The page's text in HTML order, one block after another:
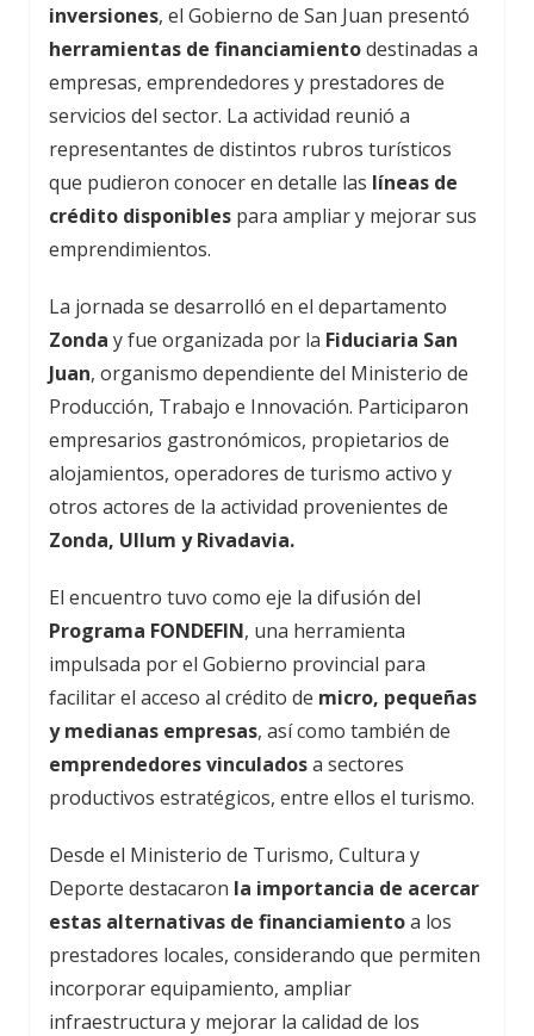
inversiones, el Gobierno de San Juan presentó
herramientas de financiamientodestinadas a
empresas, emprendedores y prestadores de
servicios del sector. La actividad reunió a
representantes de distintos rubros turísticos
que pudieron conocer en detalle las líneas de
crédito disponibles para ampliar y mejorar sus
emprendimientos.
La jornada se desarrolló en el departamento
Zonda y fue organizada por la Fiduciaria San
Juan, organismo dependiente del Ministerio de
Producción, Trabajo e Innovación. Participaron
empresarios gastronómicos, propietarios de
alojamientos, operadores de turismo activo y
otros actores de la actividad provenientes de
Zonda, Ullum y Rivadavia.
El encuentro tuvo como eje la difusión del
Programa FONDEFIN, una herramienta
impulsada por el Gobierno provincial para
facilitar el acceso al crédito de micro, pequeñas
y medianas empresas, así como también de
emprendedores vinculadosa sectores
productivos estratégicos, entre ellos el turismo.
Desde el Ministerio de Turismo, Cultura y
Deporte destacaron la importancia de acercar
estas alternativas de financiamientoa los
prestadores locales, considerando que permiten
incorporar equipamiento, ampliar
infraestructura y mejorar la calidad de los